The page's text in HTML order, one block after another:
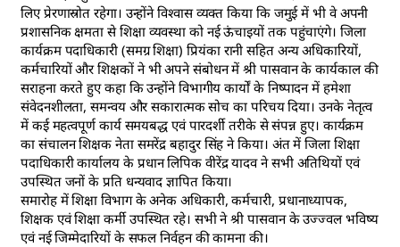
लिए प्रेरणास्रोत रहेगा। उन्होंने विश्वास व्यक्त किया कि जमुई में भी वे अपनी
प्रशासनिक क्षमता से शिक्षा व्यवस्था को नई ऊंचाइयों तक पहुंचाएंगे। जिला
कार्यक्रम पदाधिकारी (समग्र शिक्षा) प्रियंका रानी सहित अन्य अधिकारियों,
कर्मचारियों और शिक्षकों ने भी अपने संबोधन में श्री पासवान के कार्यकाल की
सराहना करते हुए कहा कि उन्होंने विभागीय कार्यों के निष्पादन में हमेशा
संवेदनशीलता, समन्वय और सकारात्मक सोच का परिचय दिया। उनके नेतृत्व
में कई महत्वपूर्ण कार्य समयबद्ध एवं पारदर्शी तरीके से संपन्न हुए। कार्यक्रम
का संचालन शिक्षक नेता समरेंद्र बहादुर सिंह ने किया। अंत में जिला शिक्षा
पदाधिकारी कार्यालय के प्रधान लिपिक वीरेंद्र यादव ने सभी अतिथियों एवं
उपस्थित जनों के प्रति धन्यवाद ज्ञापित किया।
समारोह में शिक्षा विभाग के अनेक अधिकारी, कर्मचारी, प्रधानाध्यापक,
शिक्षक एवं शिक्षा कर्मी उपस्थित रहे। सभी ने श्री पासवान के उज्ज्वल भविष्य
एवं नई जिम्मेदारियों के सफल निर्वहन की कामना की।